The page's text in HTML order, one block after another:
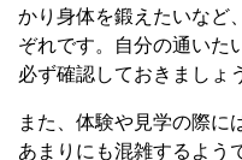
かり身体を鍛えたいなど
ぞれです。自分の通いた
必ず確認しておきましょ
また、体験や見学の際に
あまりにも混雑するよう